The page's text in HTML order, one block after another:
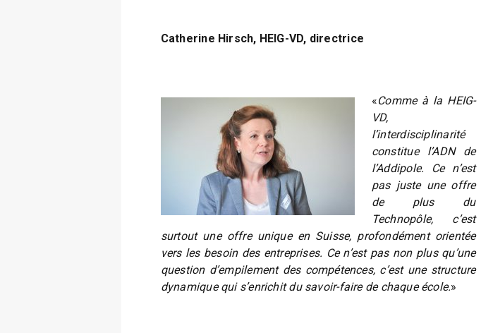
Catherine Hirsch, HEIG-VD, directrice
«Comme à la HEIG-
VD,
l’interdisciplinarité
constitue l’ADN de
l’Addipole. Ce n’est
pas juste une offre
de plus du
Technopôle, c’est
surtout une offre unique en Suisse, profondément orientée
vers les besoin des entreprises. Ce n’est pas non plus qu’une
question d’empilement des compétences, c’est une structure
dynamique qui s’enrichit du savoir-faire de chaque école.»